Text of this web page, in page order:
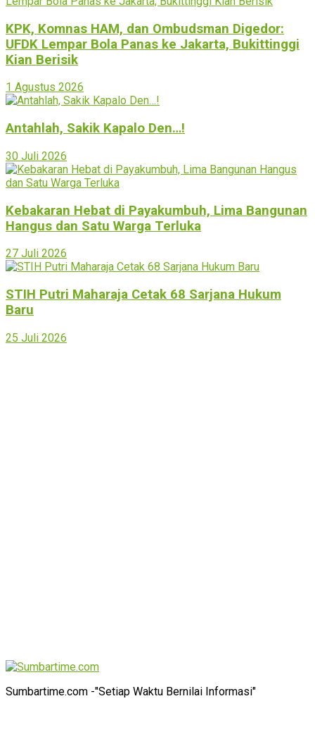
KPK, Komnas HAM, dan Ombudsman Digedor:
UFDK Lempar Bola Panas ke Jakarta, Bukittinggi
Kian Berisik
1 Agustus 2026
Antahlah, Sakik Kapalo Den…!
30 Juli 2026
Kebakaran Hebat di Payakumbuh, Lima Bangunan
Hangus dan Satu Warga Terluka
27 Juli 2026
STIH Putri Maharaja Cetak 68 Sarjana Hukum
Baru
25 Juli 2026
Sumbartime.com -"Setiap Waktu Bernilai Informasi"